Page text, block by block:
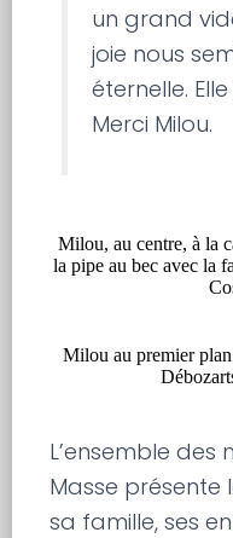
un grand
joie nous
éternelle.
Merci Milou.
Milou, au centre, à la
la pipe au bec avec la
Milou au premier
L’ensemble
Masse présente
sa famille, ses